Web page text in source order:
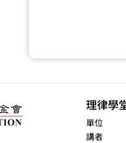
理律學
單位
講者